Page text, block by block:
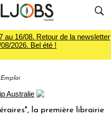
au 16/08. Retour de la newsletter
2026. Bel été !
Emploi
la première librairie du